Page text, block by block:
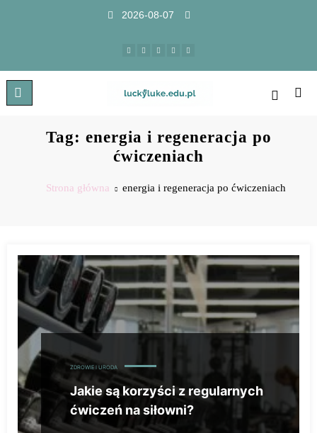
2026-08-07
Tag: energia i regeneracja po
ćwiczeniach
Strona główna energia i regeneracja po ćwiczeniach
ZDROWIE I URODA
Jakie są korzyści z regularnych
ćwiczeń na siłowni?